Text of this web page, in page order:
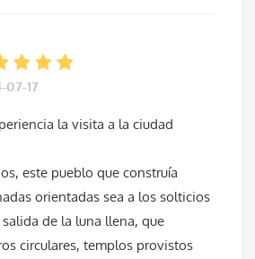
07-17
la visita a la ciudad
este pueblo que construía
orientadas sea a los solticios
de la luna llena, que
circulares, templos provistos